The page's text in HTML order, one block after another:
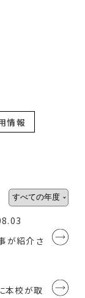
情報
が紹介さ
本校が取